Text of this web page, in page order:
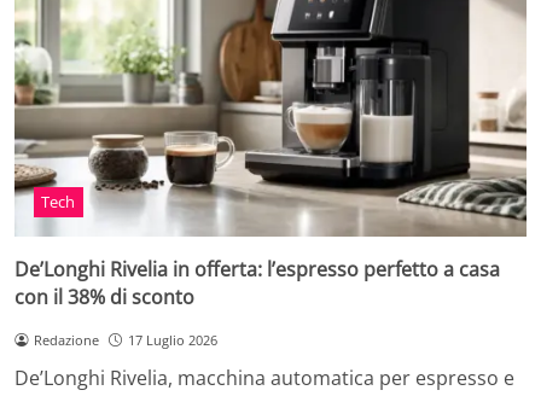
Tech
De’Longhi Rivelia in offerta: l’espresso perfetto a casa
con il 38% di sconto
Redazione 17 Luglio 2026
De’Longhi Rivelia, macchina automatica per espresso e